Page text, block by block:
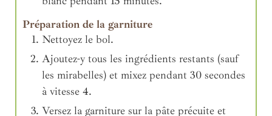
Préparation de la garniture
Nettoyez le bol.
Ajoutez-y tous les ingrédients restants (sauf
les mirabelles) et mixez pendant 30 secondes
à vitesse 4.
Versez la garniture sur la pâte précuite et